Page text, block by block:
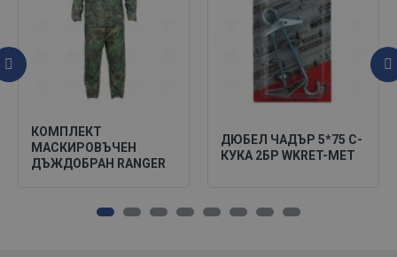
КОМПЛЕКТ
МАСКИРОВЪЧЕН
ДЪЖДОБРАН RANGER
ДЮБЕЛ ЧАДЪР 5*75 C-
КУКА 2БР WKRET-MET